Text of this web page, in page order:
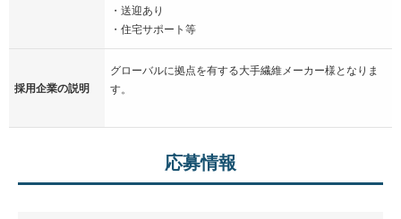
・送迎あり
・住宅サポート等
採用企業の説明
グローバルに拠点を有する大手繊維メーカー様となりま
す。
応募情報